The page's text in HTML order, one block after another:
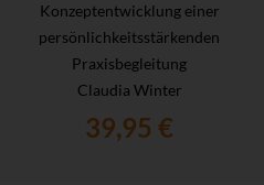
Konzeptentwicklung einer
persönlichkeitsstärkenden
Praxisbegleitung
Claudia Winter
39,95 €